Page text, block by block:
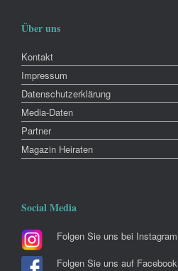
Über uns
Kontakt
Impressum
Datenschutzerklärung
Media-Daten
Partner
Magazin Heiraten
Social Media
Folgen Sie uns bei Instagram
Folgen Sie uns auf Facebook